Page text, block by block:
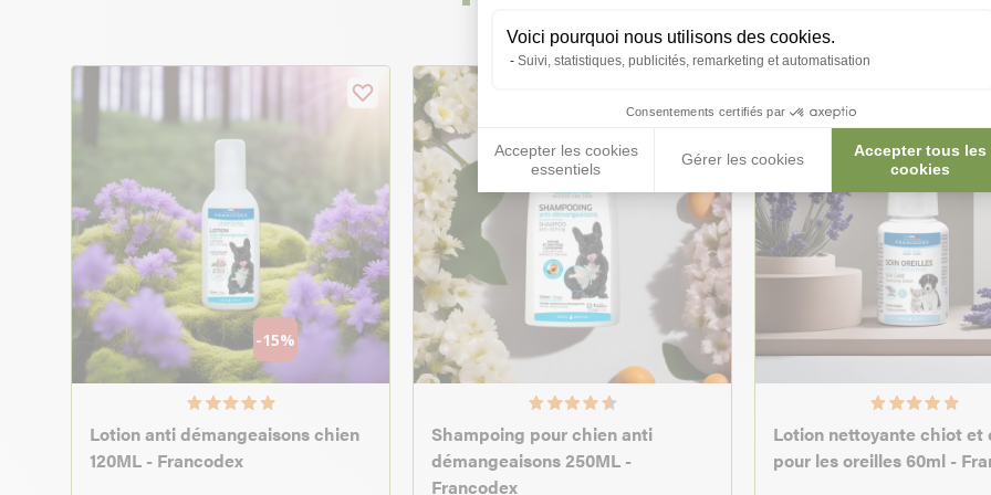
Voici pourquoi nous utilisons des cookies.
Suivi, statistiques, publicités, remarketing et automatisation
Consentements certifiés par
Accepter les cookies
essentiels
Gérer les cookies
Accepter tous les
cookies
-15%
Lotion anti démangeaisons chien
120ML - Francodex
Shampoing pour chien anti
démangeaisons 250ML -
Francodex
Lotion nettoyante chiot et
pour les oreilles 60ml -